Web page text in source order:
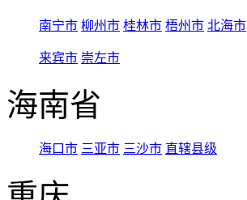
南宁市 柳州市 桂林市 梧州市 北海市
来宾市 崇左市
海南省
海口市 三亚市 三沙市 直辖县级